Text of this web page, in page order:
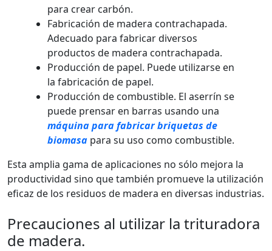
para crear carbón.
Fabricación de madera contrachapada.
Adecuado para fabricar diversos
productos de madera contrachapada.
Producción de papel. Puede utilizarse en
la fabricación de papel.
Producción de combustible. El aserrín se
puede prensar en barras usando una
máquina para fabricar briquetas de
biomasapara su uso como combustible.
Esta amplia gama de aplicaciones no sólo mejora la
productividad sino que también promueve la utilización
eficaz de los residuos de madera en diversas industrias.
Precauciones al utilizar la trituradora
de madera.